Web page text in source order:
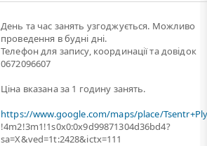
День та час занять узгоджується. Можливо
проведення в будні дні.
Телефон для запису, координації та довідок
0672096607
Ціна вказана за 1 годину занять.
https://www.google.com/maps/place/
!4m2!3m1!1s0x0:0x9d99871304d36bd4?
sa=X&ved=1t:2428&ictx=111